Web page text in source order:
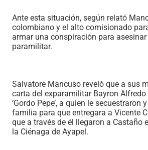
Ante esta situación, según relató
colombiano y el alto comisionado
armar una conspiración para
paramilitar.
Salvatore Mancuso reveló que a sus
carta del exparamilitar Bayron
‘Gordo Pepe’, a quien le secuestraron
familia para que entregara a Vicente
que a través de él llegaron a Castaño
la Ciénaga de Ayapel.